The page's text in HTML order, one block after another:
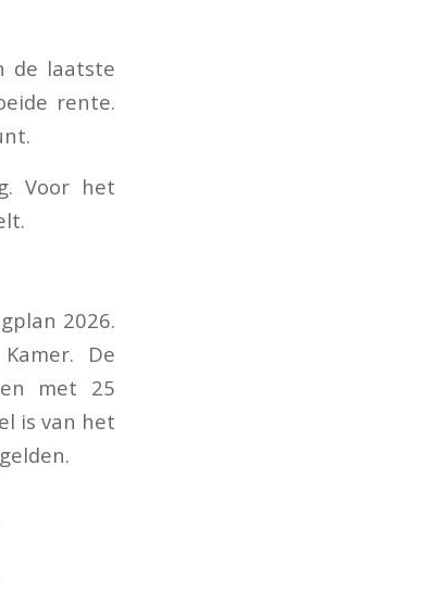
de laatste
rente.
Voor het
2026.
De
met 25
is van het